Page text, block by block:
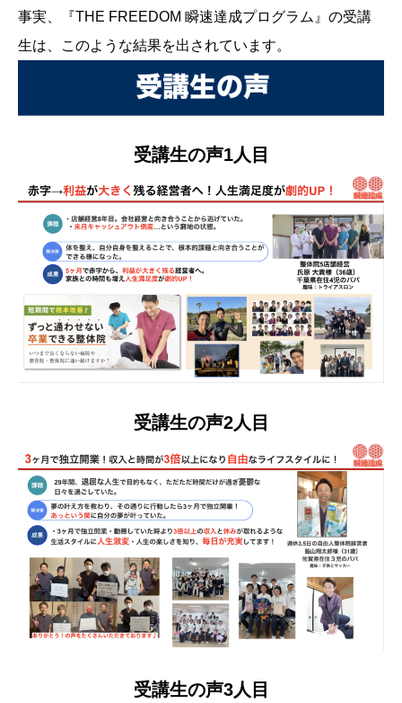
事実、『THE FREEDOM 瞬速達成プログラム』の受講
生は、このような結果を出されています。
受講生の声1人目
受講生の声2人目
受講生の声3人目